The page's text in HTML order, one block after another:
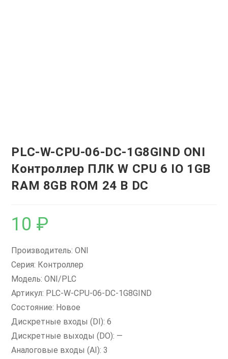
PLC-W-CPU-06-DC-1G8GIND ONI
Контроллер ПЛК W CPU 6 IO 1GB
RAM 8GB ROM 24 В DC
10 ₽
Производитель: ONI
Серия: Контроллер
Модель: ONI/PLC
Артикул: PLC-W-CPU-06-DC-1G8GIND
Состояние: Новое
Дискретные входы (DI): 6
Дискретные выходы (DO): —
Аналоговые входы (AI): 3